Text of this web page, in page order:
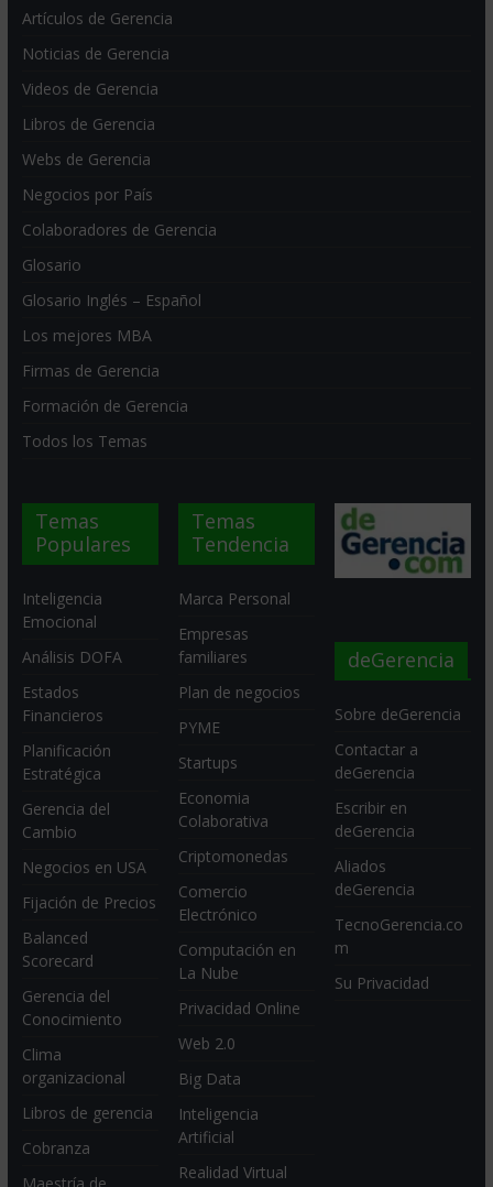
Artículos de Gerencia
Noticias de Gerencia
Videos de Gerencia
Libros de Gerencia
Webs de Gerencia
Negocios por País
Colaboradores de Gerencia
Glosario
Glosario Inglés – Español
Los mejores MBA
Firmas de Gerencia
Formación de Gerencia
Todos los Temas
Temas
Populares
Inteligencia
Emocional
Análisis DOFA
Estados
Financieros
Planificación
Estratégica
Gerencia del
Cambio
Negocios en USA
Fijación de Precios
Balanced
Scorecard
Gerencia del
Conocimiento
Clima
organizacional
Libros de gerencia
Cobranza
Temas
Tendencia
Marca Personal
Empresas
familiares
Plan de negocios
PYME
Startups
Economia
Colaborativa
Criptomonedas
Comercio
Electrónico
Computación en
La Nube
Privacidad Online
Web 2.0
Big Data
Inteligencia
Artificial
Realidad Virtual
deGerencia
Sobre deGerencia
Contactar a
deGerencia
Escribir en
deGerencia
Aliados
deGerencia
TecnoGerencia.co
m
Su Privacidad